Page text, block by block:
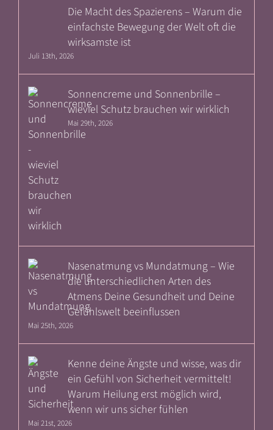
Die Macht des Spazierens – Warum die
einfachste Bewegung der Welt oft die
wirksamste ist
Juli 13th, 2026
Sonnencreme und Sonnenbrille –
wieviel Schutz brauchen wir wirklich
Mai 29th, 2026
Nasenatmung vs Mundatmung – Wie
die unterschiedlichen Arten des
Atmens Deine Gesundheit und Deine
Gefühlswelt beeinflussen
Mai 25th, 2026
Kenne deine Ängste und wisse, was dir
ein Gefühl von Sicherheit vermittelt!
Warum Heilung erst möglich wird,
wenn wir uns sicher fühlen
Mai 21st, 2026